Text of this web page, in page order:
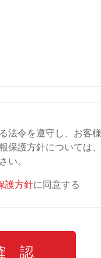
法令を遵守し、お客
保護方針については
い。
護方針に同意する